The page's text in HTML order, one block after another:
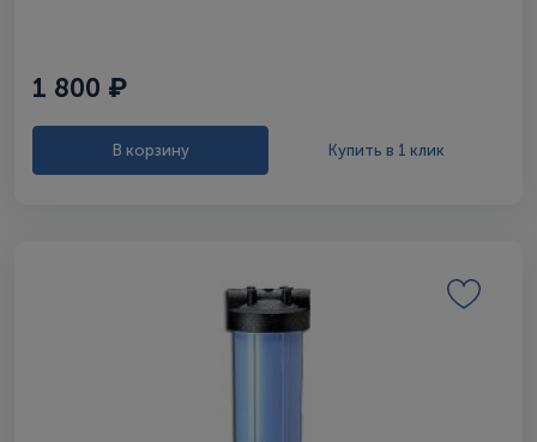
1 800 ₽
В корзину Купить в 1 клик